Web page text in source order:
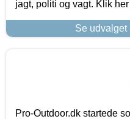
jagt, politi og vagt. Klik
Se udvalget
Pro-Outdoor.dk startede